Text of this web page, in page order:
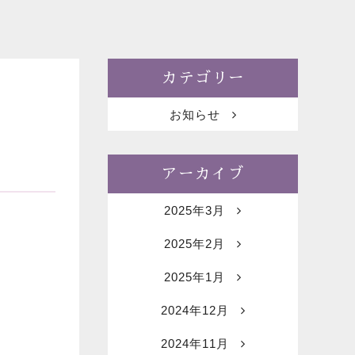
カテゴリー
お知らせ
アーカイブ
2025年3月
2025年2月
2025年1月
2024年12月
2024年11月